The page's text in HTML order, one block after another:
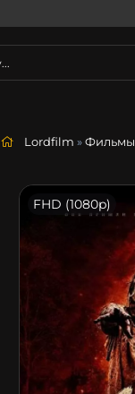
Lordfilm »Фильмы
FHD (1080p)